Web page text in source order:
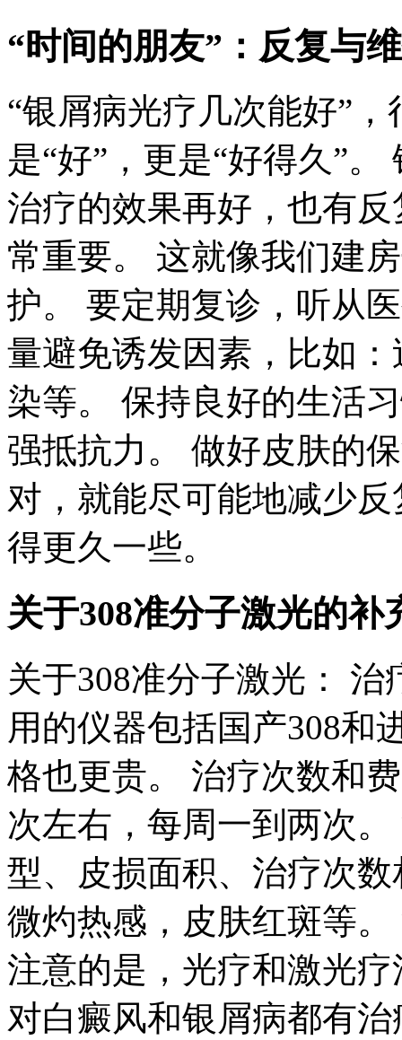
“时间的朋友”：反复与
“银屑病光疗几次能好”
是“好”，更是“好得久”
治疗的效果再好，也有
常重要。 这就像我们建
护。 要定期复诊，听从
量避免诱发因素，比如
染等。 保持良好的生活
强抵抗力。 做好皮肤的
对，就能尽可能地减少
得更久一些。
关于308准分子激光的补
关于308准分子激光：
用的仪器包括国产308和
格也更贵。 治疗次数和
次左右，每周一到两次
型、皮损面积、治疗次
微灼热感，皮肤红斑等
注意的是，光疗和激光
对白癜风和银屑病都有